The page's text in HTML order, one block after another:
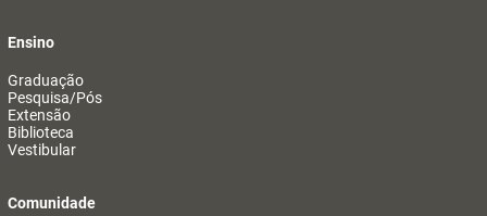
Ensino
Graduação
Pesquisa/Pós
Extensão
Biblioteca
Vestibular
Comunidade